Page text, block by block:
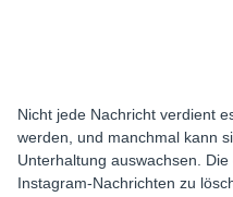
Nicht jede Nachricht verdient
werden, und manchmal kann
Unterhaltung auswachsen.
Instagram-Nachrichten zu